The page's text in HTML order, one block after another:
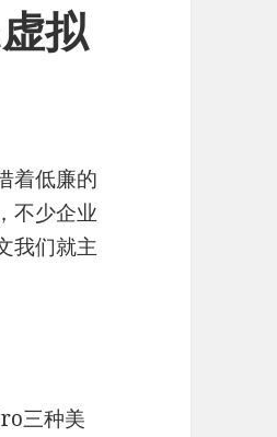
拟
着低廉的
不少企业
我们就主
三种美